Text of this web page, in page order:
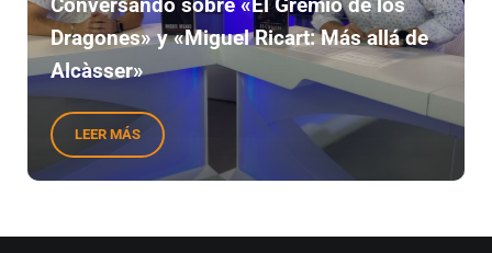
Conversando sobre «El Gremio de los
Dragones» y «Miguel Ricart: Más allá de
Alcàsser»
LEER MÁSENTREVISTA EN 7TV ANDALUCÍA: CONVERSANDO SOBRE